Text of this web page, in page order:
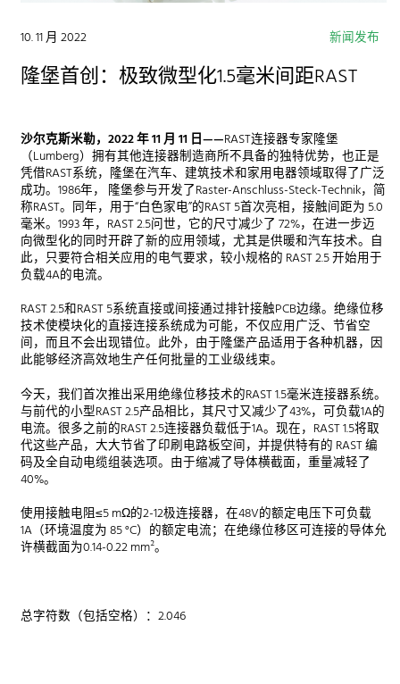
10. 11 月 2022 新闻发布
隆堡首创：极致微型化1.5毫米间距RAST
沙尔克斯米勒， 2022年11月 11 日——RAST连接器专家隆堡
（Lumberg）拥有其他连接器制造商所不具备的独特优势，也正是
凭借RAST系统，隆堡在汽车、建筑技术和家用电器领域取得了广泛
成功。1986年， 隆堡参与开发了Raster-Anschluss-Steck-Technik，简
称RAST。同年，用于“白色家电”的RAST 5首次亮相，接触间距为 5.0
毫米。1993 年，RAST 2.5问世，它的尺寸减少了 72%，在进一步迈
向微型化的同时开辟了新的应用领域，尤其是供暖和汽车技术。自
此，只要符合相关应用的电气要求，较小规格的 RAST 2.5 开始用于
负载4A的电流。
RAST 2.5和RAST 5系统直接或间接通过排针接触PCB边缘。绝缘位移
技术使模块化的直接连接系统成为可能，不仅应用广泛、节省空
间，而且不会出现错位。此外，由于隆堡产品适用于各种机器，因
此能够经济高效地生产任何批量的工业级线束。
今天，我们首次推出采用绝缘位移技术的RAST 1.5毫米连接器系统。
与前代的小型RAST 2.5产品相比，其尺寸又减少了43%，可负载1A的
电流。很多之前的RAST 2.5连接器负载低于1A。现在，RAST 1.5将取
代这些产品，大大节省了印刷电路板空间，并提供特有的 RAST 编
码及全自动电缆组装选项。由于缩减了导体横截面，重量减轻了
40%。
使用接触电阻≤5 mΩ的2-12极连接器，在48V的额定电压下可负载
1A（环境温度为 85 °C）的额定电流；在绝缘位移区可连接的导体允
许横截面为0.14-0.22 mm²。
总字符数（包括空格）：2.046